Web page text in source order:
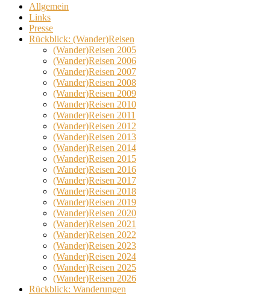
Allgemein
Links
Presse
Rückblick: (Wander)Reisen
(Wander)Reisen 2005
(Wander)Reisen 2006
(Wander)Reisen 2007
(Wander)Reisen 2008
(Wander)Reisen 2009
(Wander)Reisen 2010
(Wander)Reisen 2011
(Wander)Reisen 2012
(Wander)Reisen 2013
(Wander)Reisen 2014
(Wander)Reisen 2015
(Wander)Reisen 2016
(Wander)Reisen 2017
(Wander)Reisen 2018
(Wander)Reisen 2019
(Wander)Reisen 2020
(Wander)Reisen 2021
(Wander)Reisen 2022
(Wander)Reisen 2023
(Wander)Reisen 2024
(Wander)Reisen 2025
(Wander)Reisen 2026
Rückblick: Wanderungen